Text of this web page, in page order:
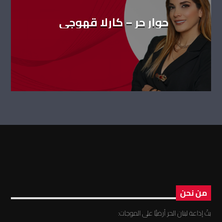
حوار حر – كارلا قهوجي
من نحن
بثّ إذاعة لبنان الحر أرضيًّا على الموجات: